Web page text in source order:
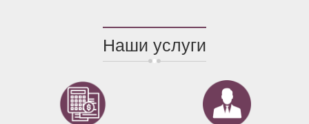
Наши услуги